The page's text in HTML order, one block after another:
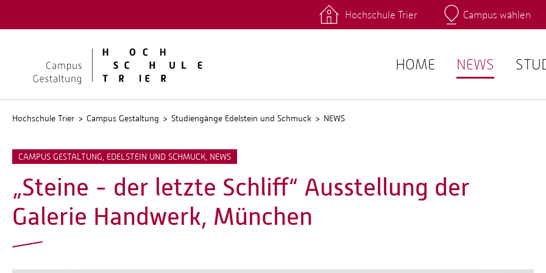
Kontakt Fachrichtungen Intranet
Hochschule Trier Campus wählen
HOME NEWS
Hochschule Trier Campus Gestaltung Studiengänge Edelstein und Schmuck NEWS
CAMPUS GESTALTUNG, EDELSTEIN UND SCHMUCK, NEWS
„Steine - der letzte Schliff“ Ausstellung der
Galerie Handwerk, München